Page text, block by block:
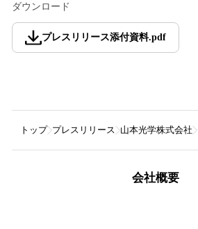
ダウンロード
プレスリリース添付資料.pdf
トップ プレスリリース 山本光学株式会社
会社概要